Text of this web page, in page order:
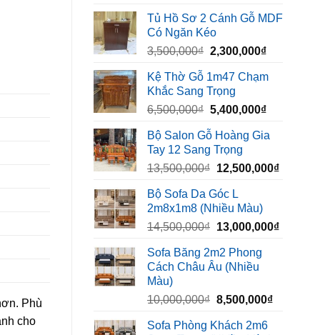
là:
450,000₫.
tại
320,000₫.
Tủ Hồ Sơ 2 Cánh Gỗ MDF
Có Ngăn Kéo
3,500,000₫ Giá
là:
3,500,000₫.
2,300,000₫Giá
tại
Kệ Thờ Gỗ 1m47 Chạm
Khắc Sang Trọng
6,500,000₫ Giá
là:
6,500,000₫.
5,400,000₫Giá
tại
Bộ Salon Gỗ Hoàng Gia
Tay 12 Sang Trọng
13,500,000₫ Giá
là:
13,500,000₫.
12,500,000₫Giá
Bộ Sofa Da Góc L
2m8x1m8 (Nhiều Màu)
14,500,000₫ Giá
là:
14,500,000₫.
13,000,000₫Giá
Sofa Băng 2m2 Phong
Cách Châu Âu (Nhiều
Màu)
10,000,000₫ Giá
là:
8,500,000₫Giá
Sofa Phòng Khách 2m6
Phù
cho